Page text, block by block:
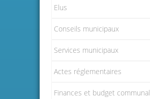
Elus
Conseils municipaux
Services municipaux
Actes réglementaires
Finances et budget communal